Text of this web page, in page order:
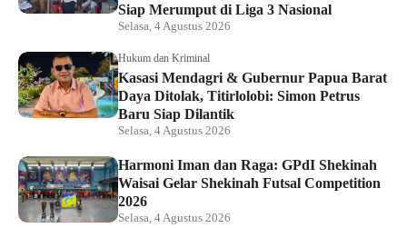
Siap Merumput di Liga 3 Nasional
Selasa, 4 Agustus 2026
Hukum dan Kriminal
Kasasi Mendagri & Gubernur Papua Barat
Daya Ditolak, Titirlolobi: Simon Petrus
Baru Siap Dilantik
Selasa, 4 Agustus 2026
Harmoni Iman dan Raga: GPdI Shekinah
Waisai Gelar Shekinah Futsal Competition
2026
Selasa, 4 Agustus 2026